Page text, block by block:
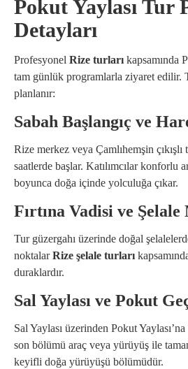
Pokut Yaylası Tur
Detayları
Profesyonel Rize turları kapsamında
tam günlük programlarla ziyaret edilir.
planlanır:
Sabah Başlangıç ve
Rize merkez veya Çamlıhemşin çıkışlı
saatlerde başlar. Katılımcılar konforlu
boyunca doğa içinde yolculuğa çıkar.
Fırtına Vadisi ve Şelale
Tur güzergahı üzerinde doğal
noktalarRize şelale turları
duraklardır.
Sal Yaylası ve Pokut
Sal Yaylası üzerinden Pokut
son bölümü araç veya yürüyüş ile
keyifli doğa yürüyüşü bölümüdür.